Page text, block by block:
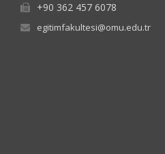
+90 362 457 6078
egitimfakultesi@omu.edu.tr